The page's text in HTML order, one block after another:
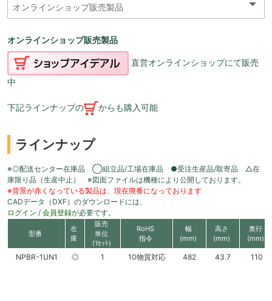
オンラインショップ販売製品
直営オンラインショップにて販売
中
下記ラインナップの からも購入可能
ラインナップ
※◎配送センター在庫品 ◯組立品/工場在庫品 ●受注生産品/取寄品 △在
庫限り品（生産中止） ※図面ファイルは機種により公開しております。
※背景が赤くなっている製品は、現在廃番になっております
CADデータ（DXF）のダウンロードには、
ログイン / 会員登録が必要です。
型番
在
庫
販売
単位
(1ｾｯﾄ)
RoHS
指令
幅
(mm)
高さ
(mm)
奥行
(mm)
NPBR-1UN1 ◎ 1 10物質対応 482 43.7 110